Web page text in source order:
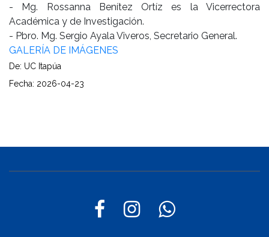
- Mg. Rossanna Benítez Ortíz es la Vicerrectora
Académica y de Investigación.
- Pbro. Mg. Sergio Ayala Viveros, Secretario General.
GALERÍA DE IMÁGENES
De: UC Itapúa
Fecha: 2026-04-23